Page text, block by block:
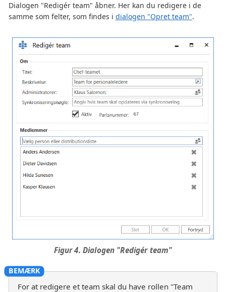
Dialogen "Redigér team" åbner. Her kan du redigere i de
samme som felter, som findes i dialogen "Opret team".
Figur 4. Dialogen "Redigér team"
For at redigere et team skal du have rollen "Team